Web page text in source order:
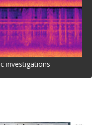
investigations